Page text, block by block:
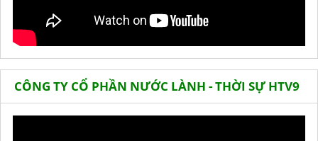
CÔNG TY CỔ PHẦN NƯỚC LÀNH - THỜI SỰ HTV9